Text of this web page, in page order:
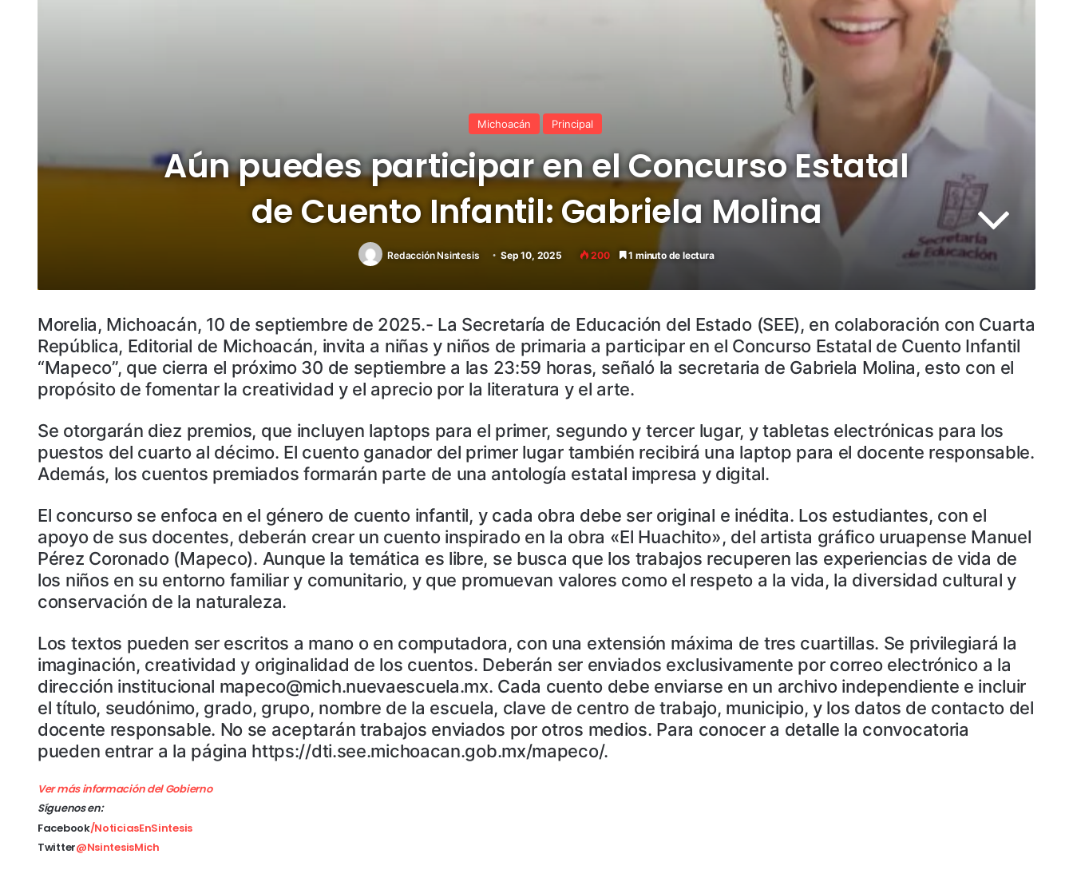
Michoacán Principal
Aún puedes participar en el Concurso Estatal
de Cuento Infantil: Gabriela Molina
Redacción Nsintesis Sep 10, 2025 200 1 minuto de lectura
Morelia, Michoacán, 10 de septiembre de 2025.- La Secretaría de Educación del Estado (SEE), en colaboración con Cuarta
República, Editorial de Michoacán, invita a niñas y niños de primaria a participar en el Concurso Estatal de Cuento Infantil
“Mapeco”, que cierra el próximo 30 de septiembre a las 23:59 horas, señaló la secretaria de Gabriela Molina, esto con el
propósito de fomentar la creatividad y el aprecio por la literatura y el arte.
Se otorgarán diez premios, que incluyen laptops para el primer, segundo y tercer lugar, y tabletas electrónicas para los
puestos del cuarto al décimo. El cuento ganador del primer lugar también recibirá una laptop para el docente responsable.
Además, los cuentos premiados formarán parte de una antología estatal impresa y digital.
El concurso se enfoca en el género de cuento infantil, y cada obra debe ser original e inédita. Los estudiantes, con el
apoyo de sus docentes, deberán crear un cuento inspirado en la obra «El Huachito», del artista gráfico uruapense Manuel
Pérez Coronado (Mapeco). Aunque la temática es libre, se busca que los trabajos recuperen las experiencias de vida de
los niños en su entorno familiar y comunitario, y que promuevan valores como el respeto a la vida, la diversidad cultural y
conservación de la naturaleza.
Los textos pueden ser escritos a mano o en computadora, con una extensión máxima de tres cuartillas. Se privilegiará la
imaginación, creatividad y originalidad de los cuentos. Deberán ser enviados exclusivamente por correo electrónico a la
dirección institucional mapeco@mich.nuevaescuela.mx. Cada cuento debe enviarse en un archivo independiente e incluir
el título, seudónimo, grado, grupo, nombre de la escuela, clave de centro de trabajo, municipio, y los datos de contacto del
docente responsable. No se aceptarán trabajos enviados por otros medios. Para conocer a detalle la convocatoria
pueden entrar a la página https://dti.see.michoacan.gob.mx/mapeco/.
Ver más información del Gobierno
Síguenos en:
Facebook/NoticiasEnSintesis
Twitter@NsintesisMich